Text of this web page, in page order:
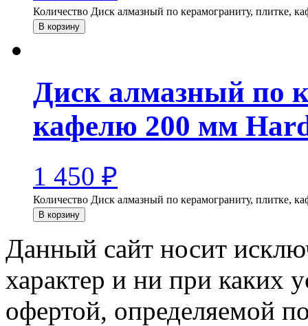
Количество Диск алмазный по керамограниту, плитке,
В корзину
Диск алмазный по
кафелю 200 мм
1 450 ₽
Количество Диск алмазный по керамограниту, плитке,
В корзину
Данный сайт носит
характер и ни при каких
офертой, определяемой